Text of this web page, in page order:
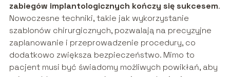
zabiegów implantologicznych kończy się sukcesem.
Nowoczesne techniki, takie jak wykorzystanie
szablonów chirurgicznych, pozwalają na precyzyjne
zaplanowanie i przeprowadzenie procedury, co
dodatkowo zwiększa bezpieczeństwo. Mimo to
pacjent musi być świadomy możliwych powikłań, aby